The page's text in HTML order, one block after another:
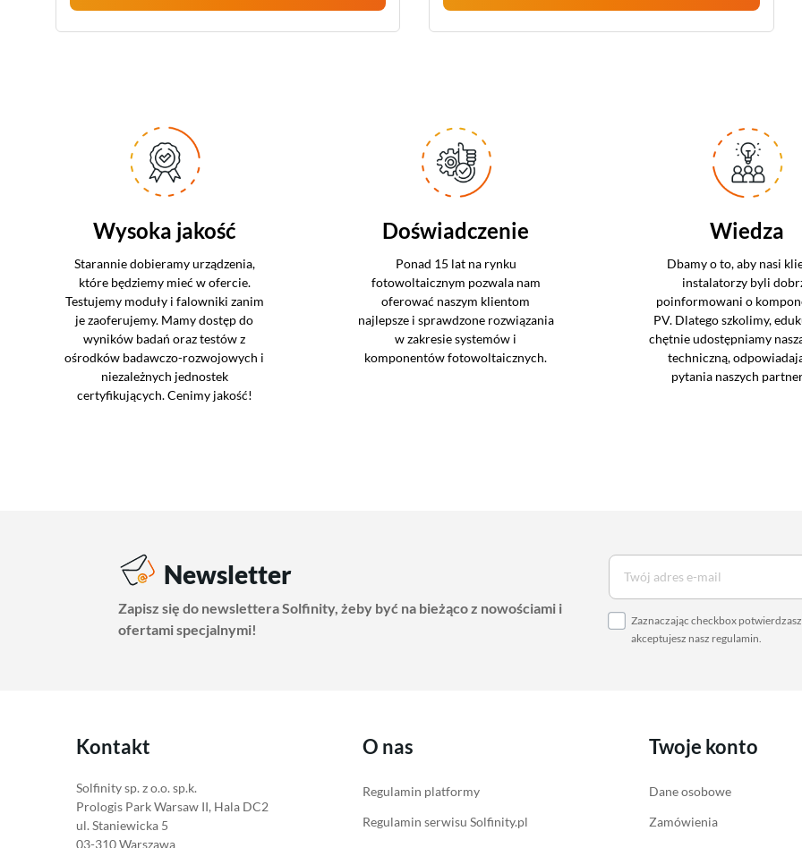
Wysoka jakość
Starannie dobieramy urządzenia,
które będziemy mieć w ofercie.
Testujemy moduły i falowniki zanim
je zaoferujemy. Mamy dostęp do
wyników badań oraz testów z
ośrodków badawczo-rozwojowych i
niezależnych jednostek
certyfikujących. Cenimy jakość!
Doświadczenie
Ponad 15 lat na rynku
fotowoltaicznym pozwala nam
oferować naszym klientom
najlepsze i sprawdzone rozwiązania
w zakresie systemów i
komponentów fotowoltaicznych.
Wiedza
Dbamy o to, aby nasi
instalatorzy byli
poinformowani o
PV. Dlatego szkolimy,
chętnie udostępniamy
techniczną,
pytania naszych
Newsletter
Zapisz się do newslettera Solfinity, żeby być na bieżąco z nowościami i
ofertami specjalnymi!
Zaznaczając checkbox
akceptujesz nasz regulamin
Kontakt
Solfinity sp. z o.o. sp.k.
Prologis Park Warsaw II, Hala DC2
ul. Staniewicka 5
03-310 Warszawa
O nas
Regulamin platformy
Regulamin serwisu Solfinity.pl
Twoje konto
Dane osobowe
Zamówienia